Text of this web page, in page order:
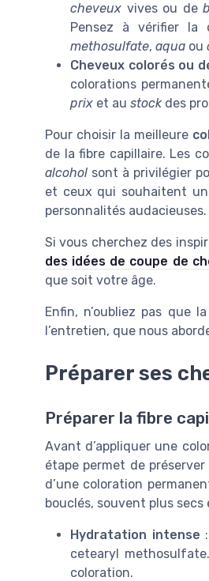
cheveux vives ou de
Pensez à vérifier la
methosulfate, aqua ou
Cheveux colorés ou
colorations
prix et au stockdes
Pour choisir la meilleure
de la fibre capillaire. Les
alcohol sont à privilégier
et ceux qui souhaitent
personnalités audacieuses.
Si vous cherchez des
des idées de coupe de
que soit votre âge.
Enfin, n’oubliez pas que
l’entretien, que nous
Préparer ses
Préparer la fibre
Avant d’appliquer une
étape permet de
d’une coloration
bouclés, souvent plus
Hydratation intense
cetearyl
coloration.